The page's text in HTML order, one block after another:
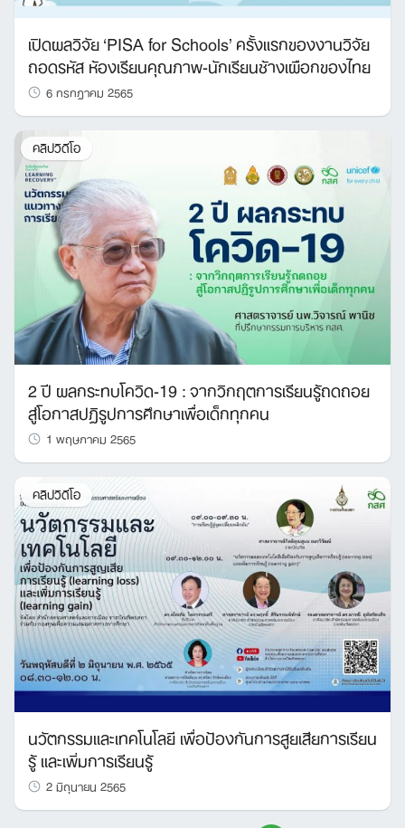
Search
for:
เปิดผลวิจัย ‘PISA for Schools’ ครั้งแรกของงานวิจัย
ถอดรหัส ห้องเรียนคุณภาพ-นักเรียนช้างเผือกของไทย
6 กรกฎาคม 2565
คลิปวิดีโอ
2 ปี ผลกระทบโควิด-19 : จากวิกฤตการเรียนรู้ถดถอย
สู่โอกาสปฏิรูปการศึกษาเพื่อเด็กทุกคน
1 พฤษภาคม 2565
คลิปวิดีโอ
นวัตกรรมและเทคโนโลยี เพื่อป้องกันการสูยเสียการเรียน
รู้ และเพิ่มการเรียนรู้
2 มิถุนายน 2565